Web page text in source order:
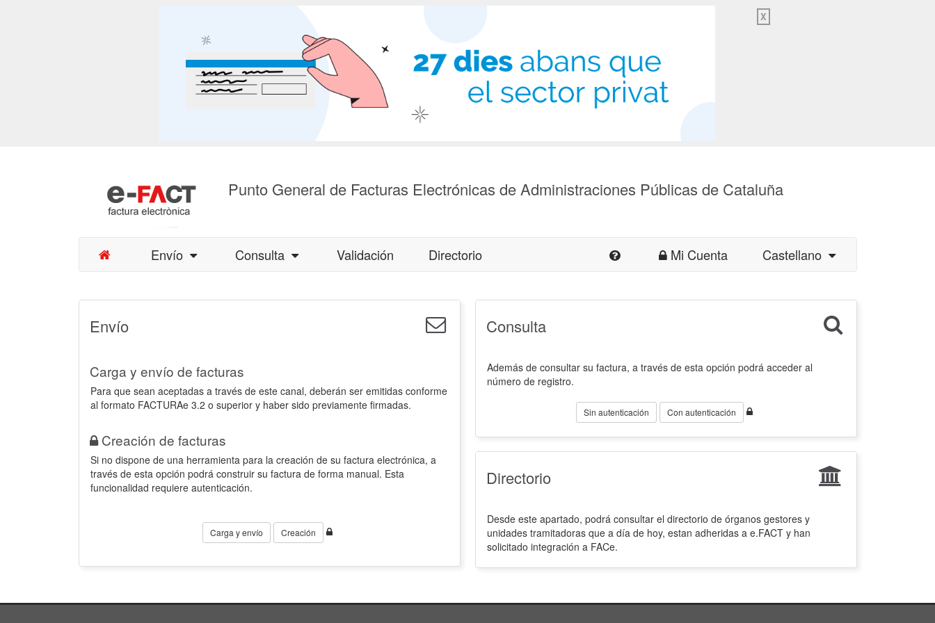
X
Punto General de Facturas Electrónicas de Administraciones Públicas de Cataluña
Envío Consulta Validación Directorio Mi Cuenta Castellano
Envío
Carga y envío de facturas
Para que sean aceptadas a través de este canal, deberán ser emitidas conforme
al formato FACTURAe 3.2 o superior y haber sido previamente firmadas.
Creación de facturas
Si no dispone de una herramienta para la creación de su factura electrónica, a
través de esta opción podrá construir su factura de forma manual. Esta
funcionalidad requiere autenticación.
Carga y envío Creación
Consulta
Además de consultar su factura, a través de esta opción podrá acceder al
número de registro.
Sin autenticación Con autenticación
Directorio
Desde este apartado, podrá consultar el directorio de órganos gestores y
unidades tramitadoras que a día de hoy, estan adheridas a e.FACT y han
solicitado integración a FACe.